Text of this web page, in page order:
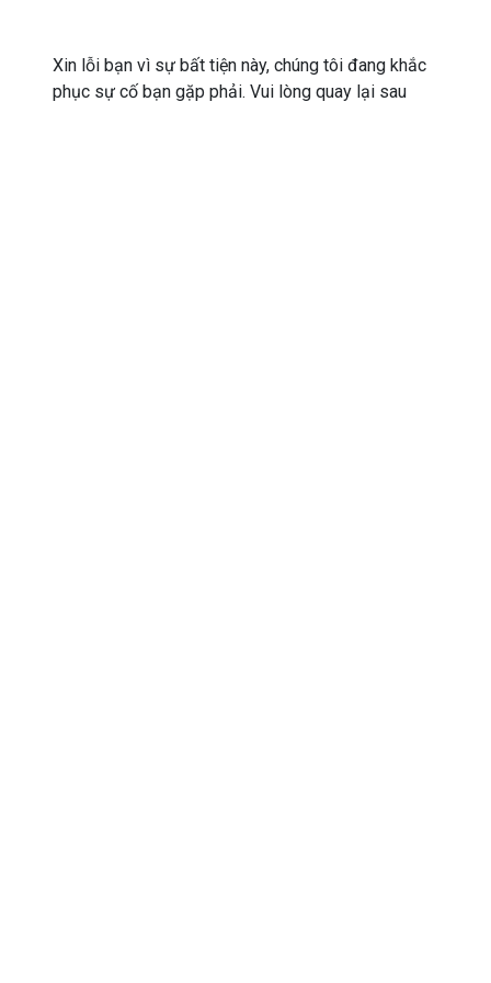
Xin lỗi bạn vì sự bất tiện này, chúng tôi đang khắc
phục sự cố bạn gặp phải. Vui lòng quay lại sau